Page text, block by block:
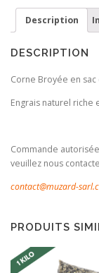
10kg
Description
DESCRIPTION
Corne Broyée en sac
Engrais naturel
Commande
veuillez nous
contact@muzard-
PRODUITS